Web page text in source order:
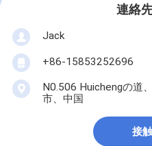
連絡
Jack
+86-15853252696
N0.506 Huichengの道
市、中国
接触